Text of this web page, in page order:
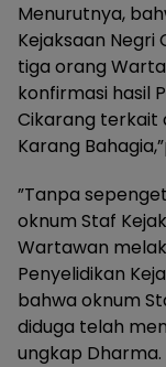
Menurutnya,
Kejaksaan
tiga orang
konfirmasi hasil
Cikarang terkait
Karang
”Tanpa
oknum Staf
Wartawan
Penyelidikan
bahwa oknum
diduga telah
ungkap Dharma.